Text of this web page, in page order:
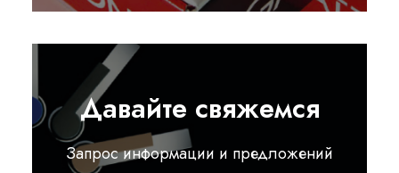
Давайте свяжемся
Запрос информации и предложений